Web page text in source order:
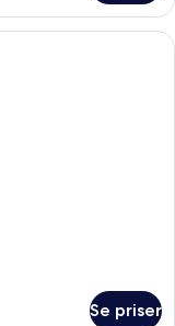
hotellrum med en
Se priser